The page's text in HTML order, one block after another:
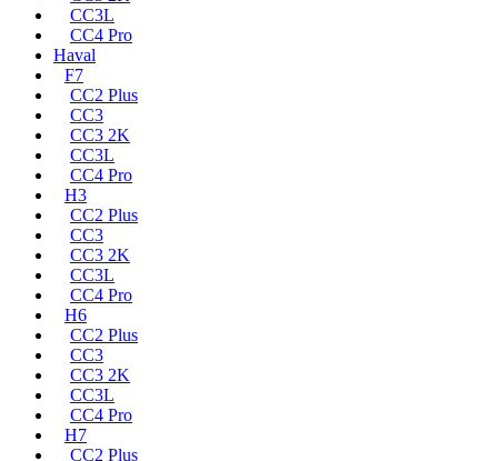
CC3L
CC4 Pro
Haval
F7
CC2 Plus
CC3
CC3 2K
CC3L
CC4 Pro
H3
CC2 Plus
CC3
CC3 2K
CC3L
CC4 Pro
H6
CC2 Plus
CC3
CC3 2K
CC3L
CC4 Pro
H7
CC2 Plus